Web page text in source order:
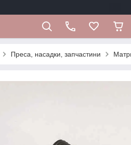
Преса, насадки, запчастини